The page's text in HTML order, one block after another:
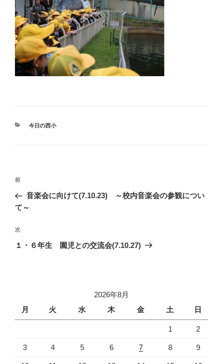
カ
今日の西小
投
ナ
ゲ
ー
過
去
の
稿
前
音楽会に向けて(7.10.23) ～校内音楽会の参観につい
て～
次
の
次
１・６年生 園児との交流会(7.10.27)
2026年8月
月
火 水 木 金 土 日
1 2
3 4 5 6 7 8 9